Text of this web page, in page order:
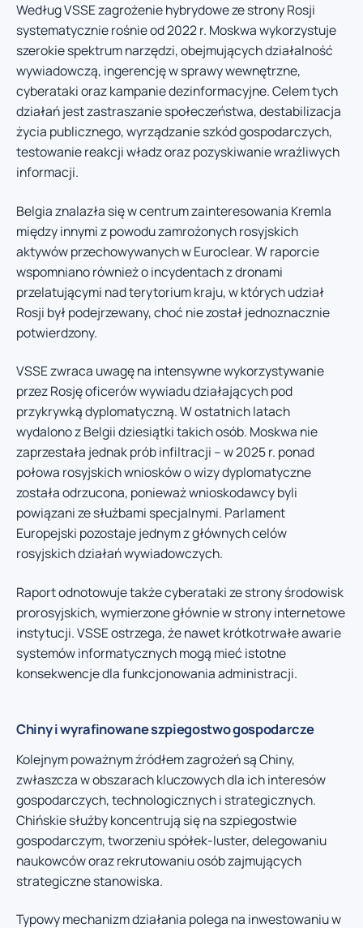
Według VSSE zagrożenie hybrydowe ze strony Rosji
systematycznie rośnie od 2022 r. Moskwa wykorzystuje
szerokie spektrum narzędzi, obejmujących działalność
wywiadowczą, ingerencję w sprawy wewnętrzne,
cyberataki oraz kampanie dezinformacyjne. Celem tych
działań jest zastraszanie społeczeństwa, destabilizacja
życia publicznego, wyrządzanie szkód gospodarczych,
testowanie reakcji władz oraz pozyskiwanie wrażliwych
informacji.
Belgia znalazła się w centrum zainteresowania Kremla
między innymi z powodu zamrożonych rosyjskich
aktywów przechowywanych w Euroclear. W raporcie
wspomniano również o incydentach z dronami
przelatującymi nad terytorium kraju, w których udział
Rosji był podejrzewany, choć nie został jednoznacznie
potwierdzony.
VSSE zwraca uwagę na intensywne wykorzystywanie
przez Rosję oficerów wywiadu działających pod
przykrywką dyplomatyczną. W ostatnich latach
wydalono z Belgii dziesiątki takich osób. Moskwa nie
zaprzestała jednak prób infiltracji – w 2025 r. ponad
połowa rosyjskich wniosków o wizy dyplomatyczne
została odrzucona, ponieważ wnioskodawcy byli
powiązani ze służbami specjalnymi. Parlament
Europejski pozostaje jednym z głównych celów
rosyjskich działań wywiadowczych.
Raport odnotowuje także cyberataki ze strony środowisk
prorosyjskich, wymierzone głównie w strony internetowe
instytucji. VSSE ostrzega, że nawet krótkotrwałe awarie
systemów informatycznych mogą mieć istotne
konsekwencje dla funkcjonowania administracji.
Chiny i wyrafinowane szpiegostwo gospodarcze
Kolejnym poważnym źródłem zagrożeń są Chiny,
zwłaszcza w obszarach kluczowych dla ich interesów
gospodarczych, technologicznych i strategicznych.
Chińskie służby koncentrują się na szpiegostwie
gospodarczym, tworzeniu spółek-luster, delegowaniu
naukowców oraz rekrutowaniu osób zajmujących
strategiczne stanowiska.
Typowy mechanizm działania polega na inwestowaniu w